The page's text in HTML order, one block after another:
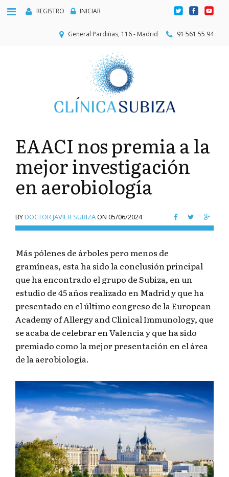
REGISTRO INICIAR
General Pardiñas, 116 - Madrid 91 561 55 94
EAACI nos premia a la
mejor investigación
en aerobiología
BYDOCTOR JAVIER SUBIZAON 05/06/2024
Más pólenes de árboles pero menos de
gramíneas, esta ha sido la conclusión principal
que ha encontrado el grupo de Subiza, en un
estudio de 45 años realizado en Madrid y que ha
presentado en el último congreso de la European
Academy of Allergy and Clinical Immunology, que
se acaba de celebrar en Valencia y que ha sido
premiado como la mejor presentación en el área
de la aerobiología.